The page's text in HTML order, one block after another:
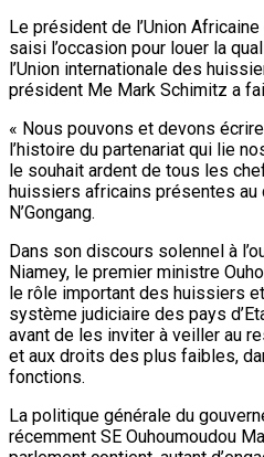
Le président de l’Union
saisi l’occasion pour louer la
l’Union internationale des
président Me Mark Schimitz a
« Nous pouvons et devons
l’histoire du partenariat qui lie
le souhait ardent de tous les
huissiers africains présentes au
N’Gongang.
Dans son discours solennel à
Niamey, le premier ministre
le rôle important des huissiers
système judiciaire des pays
avant de les inviter à veiller au
et aux droits des plus faibles,
fonctions.
La politique générale du
récemment SE Ouhoumoudou